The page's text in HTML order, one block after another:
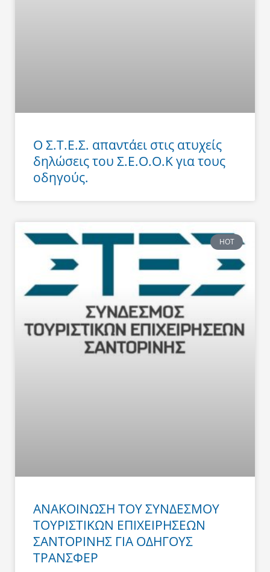
Ο Σ.Τ.Ε.Σ. απαντάει στις ατυχείς
δηλώσεις του Σ.Ε.Ο.Ο.Κ για τους
οδηγούς.
HOT
ΑΝΑΚΟΙΝΩΣΗ ΤΟΥ ΣΥΝΔΕΣΜΟΥ
ΤΟΥΡΙΣΤΙΚΩΝ ΕΠΙΧΕΙΡΗΣΕΩΝ
ΣΑΝΤΟΡΙΝΗΣ ΓΙΑ ΟΔΗΓΟΥΣ
ΤΡΑΝΣΦΕΡ